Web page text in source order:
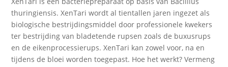
thuringiensis. XenTari wordt al tientallen jaren ingezet als
biologische bestrijdingsmiddel door professionele kwekers
ter bestrijding van bladetende rupsen zoals de buxusrups
en de eikenprocessierups. XenTari kan zowel voor, na en
tijdens de bloei worden toegepast. Hoe het werkt? Vermeng